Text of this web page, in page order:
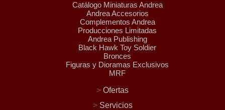
Catálogo Miniaturas Andrea
Andrea Accesorios
Complementos Andrea
Producciones Limitadas
Andrea Publishing
Black Hawk Toy Soldier
Bronces
Figuras y Dioramas Exclusivos
MRF
> Ofertas
> Servicios